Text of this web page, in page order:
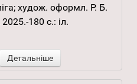
худож. оформл. Р. Б.
180 с.: іл.
Детальніше